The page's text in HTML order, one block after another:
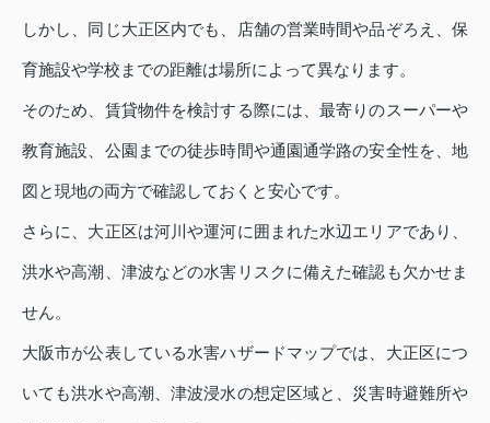
しかし、同じ大正区内でも、店舗の営業時間や品ぞろえ、保
育施設や学校までの距離は場所によって異なります。
そのため、賃貸物件を検討する際には、最寄りのスーパーや
教育施設、公園までの徒歩時間や通園通学路の安全性を、地
図と現地の両方で確認しておくと安心です。
さらに、大正区は河川や運河に囲まれた水辺エリアであり、
洪水や高潮、津波などの水害リスクに備えた確認も欠かせま
せん。
大阪市が公表している水害ハザードマップでは、大正区につ
いても洪水や高潮、津波浸水の想定区域と、災害時避難所や